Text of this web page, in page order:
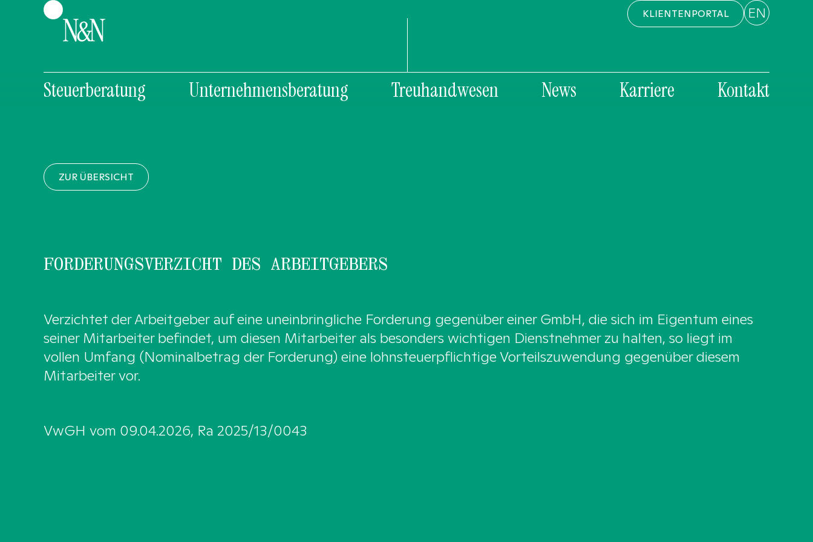
EN
KLIENTENPORTAL
Steuerberatung Unternehmensberatung Treuhandwesen News Karriere Kontakt
ZUR ÜBERSICHT
FORDERUNGSVERZICHT DES ARBEITGEBERS
Verzichtet der Arbeitgeber auf eine uneinbringliche Forderung gegenüber einer GmbH, die sich im Eigentum eines
seiner Mitarbeiter befindet, um diesen Mitarbeiter als besonders wichtigen Dienstnehmer zu halten, so liegt im
vollen Umfang (Nominalbetrag der Forderung) eine lohnsteuerpflichtige Vorteilszuwendung gegenüber diesem
Mitarbeiter vor.
VwGH vom 09.04.2026, Ra 2025/13/0043